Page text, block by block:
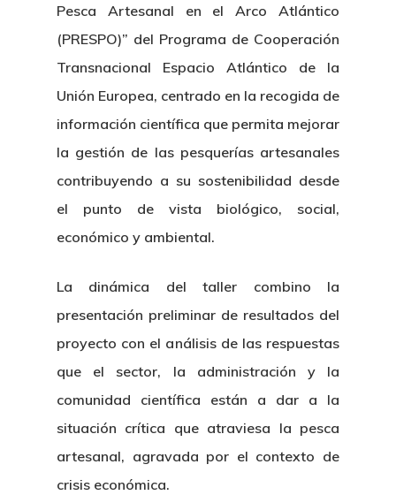
Pesca Artesanal en el Arco Atlántico
(PRESPO)” del Programa de Cooperación
Transnacional Espacio Atlántico de la
Unión Europea, centrado en la recogida de
información científica que permita mejorar
la gestión de las pesquerías artesanales
contribuyendo a su sostenibilidad desde
el punto de vista biológico, social,
económico y ambiental.
La dinámica del taller combino la
presentación preliminar de resultados del
proyecto con el análisis de las respuestas
que el sector, la administración y la
comunidad científica están a dar a la
situación crítica que atraviesa la pesca
artesanal, agravada por el contexto de
crisis económica.